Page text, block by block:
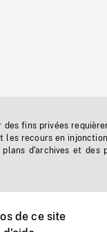
des fins privées
les recours en
d'archives et des
de ce site